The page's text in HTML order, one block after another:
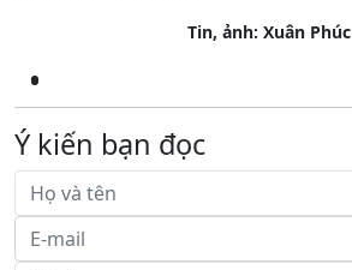
Tin, ảnh: Xuân Phúc
Ý kiến bạn đọc